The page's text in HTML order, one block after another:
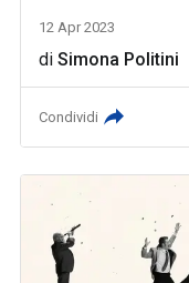
12 Apr 2023
diSimona Politini
Condividi